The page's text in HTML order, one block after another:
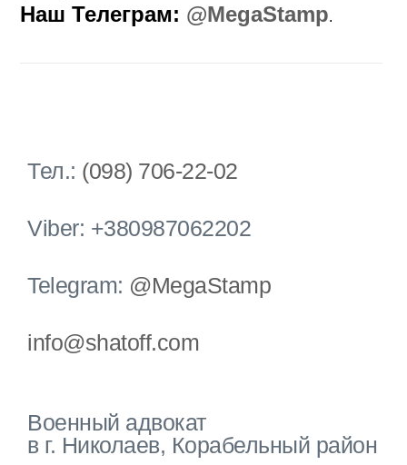
Наш Телеграм: @MegaStamp.
Тел.: (098) 706-22-02
Viber: +380987062202
Telegram: @MegaStamp
info@shatoff.com
Военный адвокат
в г. Николаев, Корабельный район